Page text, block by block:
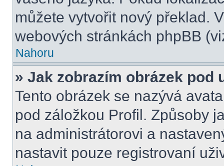
můžete vytvořit nový překlad.
webových stránkách phpBB
Nahoru
» Jak zobrazím obrázek pod
Tento obrázek se nazývá
pod záložkou Profil. Způsoby
na administrátorovi a
nastavit pouze registrovaní